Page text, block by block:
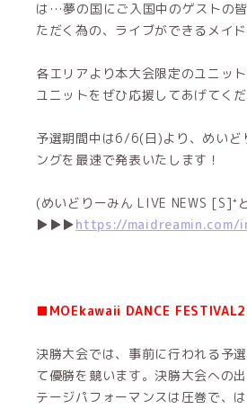
は…夢の国にご入国中のゲストの
ただく為の、ライブができるメイ
各エリアより本大会限定のユニッ
ユニットをぜひ応援してあげてくだ
予選期間中は6/6(日)より、めいど
ングを最速で発表いたします！
(めいどりーみん LIVE NEWS [S]⁺
▶▶▶https://
■MOEkawaii DANCE
決勝大会では、事前に行われる予
て優勝を競います。決勝大会への
テージパフォーマンスは圧巻で、